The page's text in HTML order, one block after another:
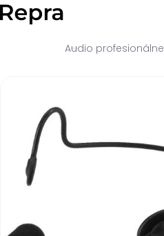
Audio profesionálne